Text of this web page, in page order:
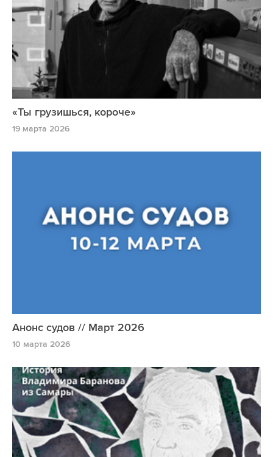
«Ты грузишься, короче»
19 марта 2026
Анонс судов // Март 2026
10 марта 2026